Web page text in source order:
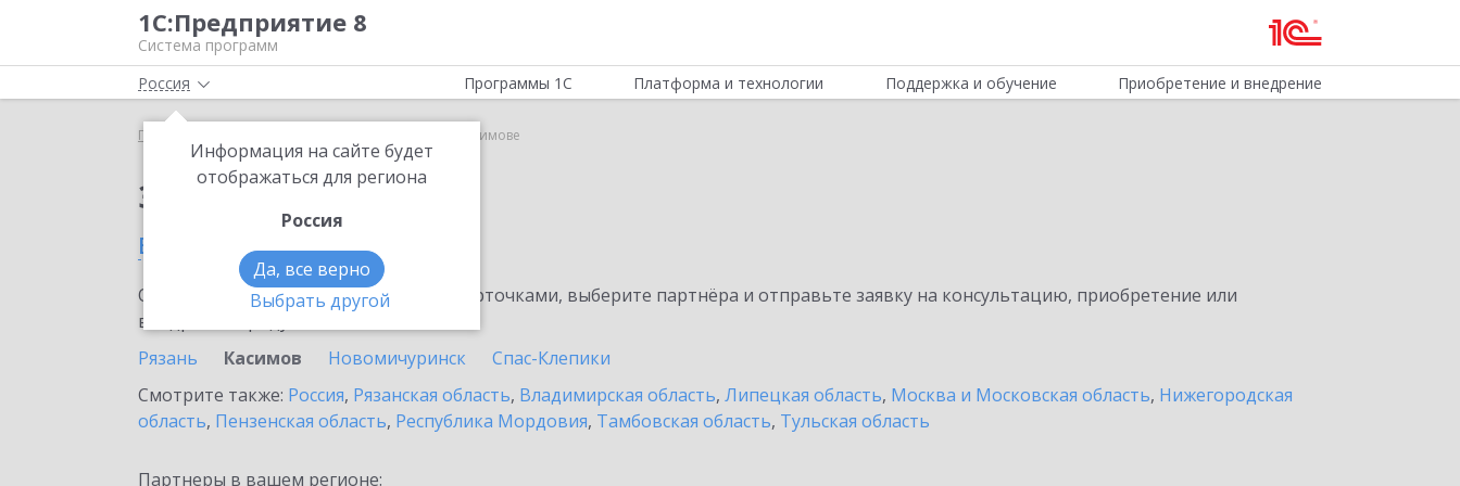
1С:Предприятие 8
Система программ
Россия
Информация на сайте будет
отображаться для региона
Россия
Да, все верно
Выбрать другой
Программы 1С Платформа и технологии Поддержка и обучение Приобретение и внедрение
Главная ЮKassa в Касимове
Заказать ЮKassa
в Касимове
Ознакомьтесь с информационными карточками, выберите партнёра и отправьте заявку на консультацию, приобретение или
внедрение продукта.
Рязань
Касимов Новомичуринск
Спас-Клепики
Смотрите также: Россия, Рязанская область, Владимирская область, Липецкая область, Москва и Московская область, Нижегородская
область, Пензенская область, Республика Мордовия, Тамбовская область, Тульская область
Партнеры в вашем регионе: